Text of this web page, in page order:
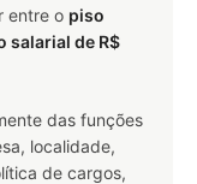
entre o piso
salarial de R$
das funções
localidade,
de cargos,